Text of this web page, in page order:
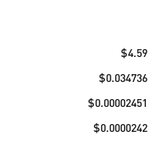
$4.59
$0.034736
$0.00002451
$0.0000242